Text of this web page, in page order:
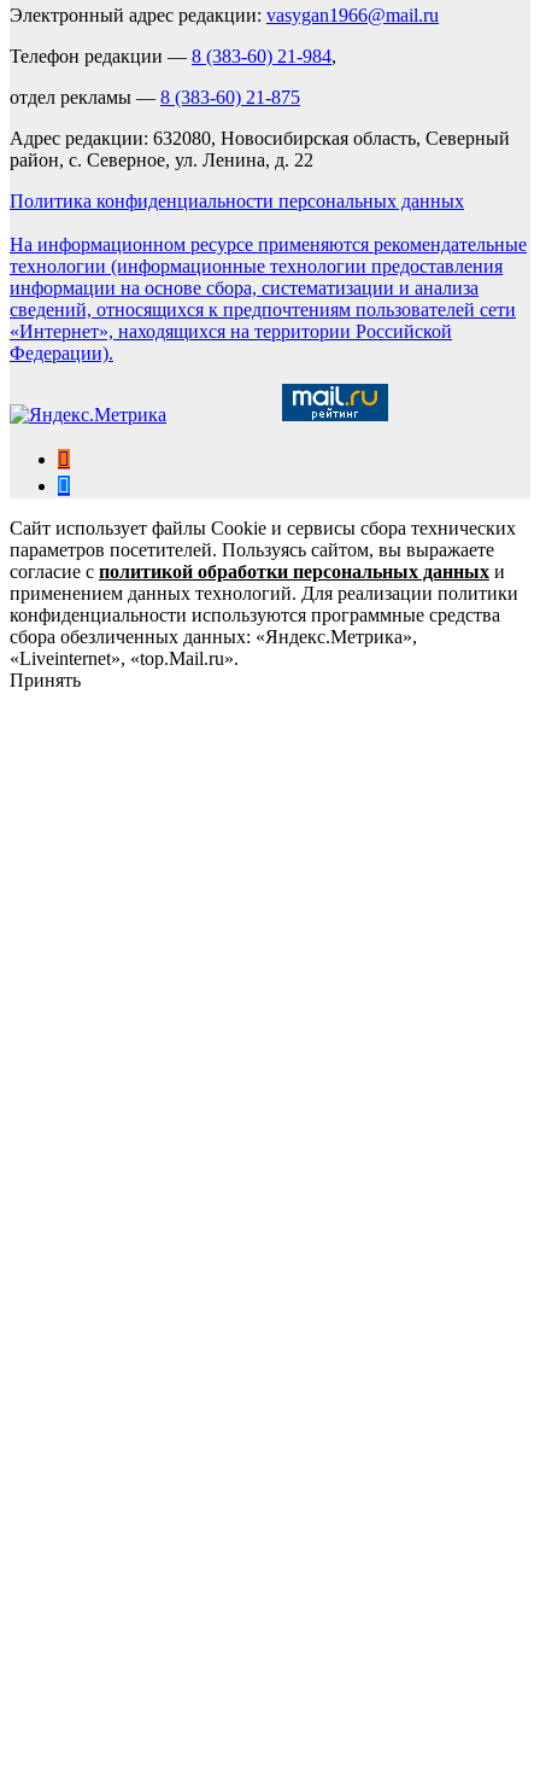
Электронный адрес редакции: vasygan1966@mail.ru
Телефон редакции — 8 (383-60) 21-984,
отдел рекламы — 8 (383-60) 21-875
Адрес редакции: 632080, Новосибирская область, Северный
район, с. Северное, ул. Ленина, д. 22
Политика конфиденциальности персональных данных
На информационном ресурсе применяются рекомендательные
технологии (информационные технологии предоставления
информации на основе сбора, систематизации и анализа
сведений, относящихся к предпочтениям пользователей сети
«Интернет», находящихся на территории Российской
Федерации).
Сайт использует файлы Cookie и сервисы сбора технических
параметров посетителей. Пользуясь сайтом, вы выражаете
согласие с политикой обработки персональных данных и
применением данных технологий. Для реализации политики
конфиденциальности используются программные средства
сбора обезличенных данных: «Яндекс.Метрика»,
«Liveinternet», «top.Mail.ru».
Принять